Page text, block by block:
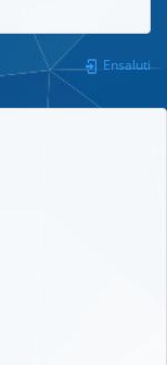
Ensaluti